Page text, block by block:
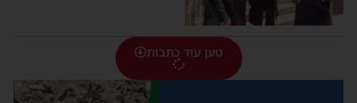
טען עוד כתבות